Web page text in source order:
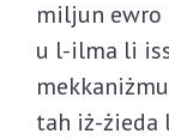
miljun
u l-ilma li
tah iż-